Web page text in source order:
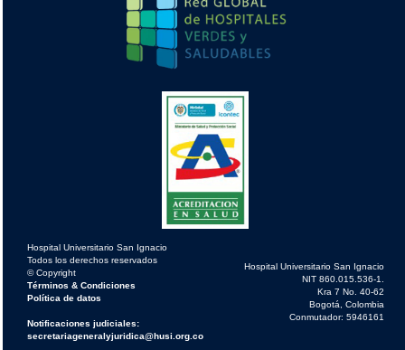
Hospital Universitario San Ignacio
Todos los derechos reservados
© Copyright
Términos & Condiciones
Política de datos
Notificaciones judiciales:
secretariageneralyjuridica@husi.org.co
Hospital Universitario San Ignacio
NIT 860.015.536-1.
Kra 7 No. 40-62
Bogotá, Colombia
Conmutador: 5946161